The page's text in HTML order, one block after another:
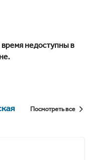
недоступны в
Посмотреть все